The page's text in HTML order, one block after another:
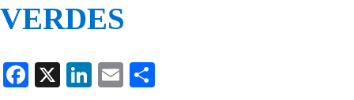
VERDES
F
X
Li
E